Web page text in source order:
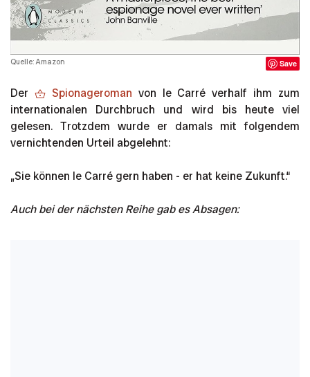
Quelle: Amazon Save
Der Spionageroman von le Carré verhalf ihm zum
internationalen Durchbruch und wird bis heute viel
gelesen. Trotzdem wurde er damals mit folgendem
vernichtenden Urteil abgelehnt:
„Sie können le Carré gern haben - er hat keine Zukunft.“
Auch bei der nächsten Reihe gab es Absagen: